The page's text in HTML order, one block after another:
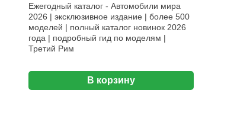
Ежегодный каталог - Автомобили мира
2026 | эксклюзивное издание | более 500
моделей | полный каталог новинок 2026
года | подробный гид по моделям |
Третий Рим
В корзину